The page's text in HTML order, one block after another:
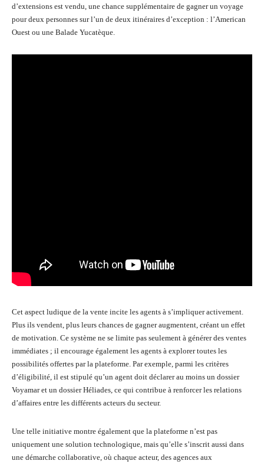
d’extensions est vendu, une chance supplémentaire de gagner un voyage
pour deux personnes sur l’un de deux itinéraires d’exception : l’American
Ouest ou une Balade Yucatèque.
Cet aspect ludique de la vente incite les agents à s’impliquer activement.
Plus ils vendent, plus leurs chances de gagner augmentent, créant un effet
de motivation. Ce système ne se limite pas seulement à générer des ventes
immédiates ; il encourage également les agents à explorer toutes les
possibilités offertes par la plateforme. Par exemple, parmi les critères
d’éligibilité, il est stipulé qu’un agent doit déclarer au moins un dossier
Voyamar et un dossier Héliades, ce qui contribue à renforcer les relations
d’affaires entre les différents acteurs du secteur.
Une telle initiative montre également que la plateforme n’est pas
uniquement une solution technologique, mais qu’elle s’inscrit aussi dans
une démarche collaborative, où chaque acteur, des agences aux